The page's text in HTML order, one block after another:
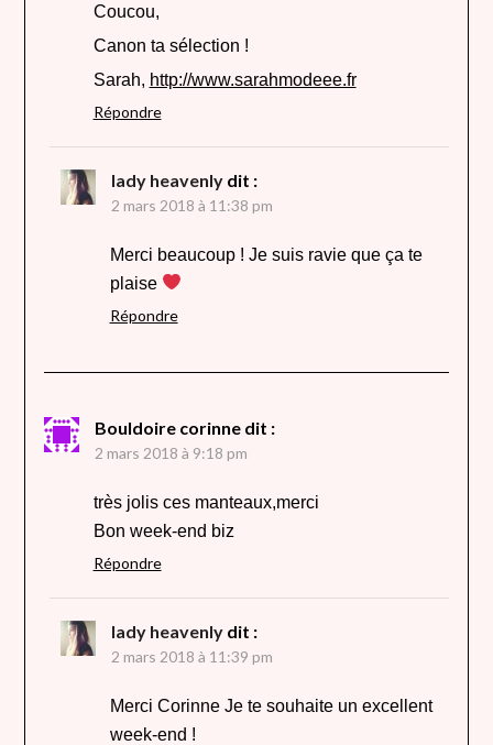
Coucou,
Canon ta sélection !
Sarah, http://www.sarahmodeee.fr
Répondre
lady heavenly dit :
2 mars 2018 à 11:38 pm
Merci beaucoup ! Je suis ravie que ça te
plaise
Répondre
Bouldoire corinne dit :
2 mars 2018 à 9:18 pm
très jolis ces manteaux,merci
Bon week-end biz
Répondre
lady heavenly dit :
2 mars 2018 à 11:39 pm
Merci Corinne Je te souhaite un excellent
week-end !